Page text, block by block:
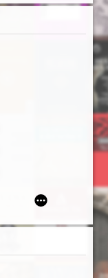
of a class
- zagadnienie